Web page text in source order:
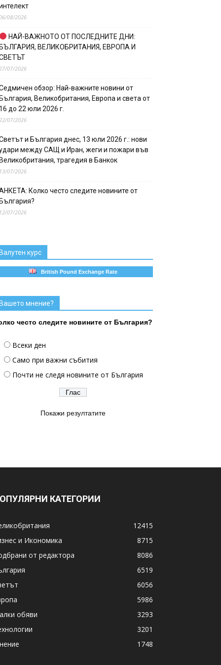
08/2026
НАЙ-ВАЖНОТО ОТ ПОСЛЕДНИТЕ ДНИ:
ВЕЛИКОБРИТАНИЯ, ЕВРОПА И
07/2026
обзор: Най-важните новини от
Великобритания, Европа и света от
до 22 юли 2026 г.
07/2026
и България днес, 13 юли 2026 г.: нови
между САЩ и Иран, жеги и пожари във
трагедия в Банкок
07/2026
Колко често следите новините от
07/2026
курс
British Pound Exchange Rate
мнение?
често следите новините от България?
Всеки ден
Само при важни събития
Почти не следя новините от България
Покажи резултатите
КАТЕГОРИИ
12415
и Икономика
8715
от редактора
8086
6519
6056
5986
обяви
3293
3201
1748